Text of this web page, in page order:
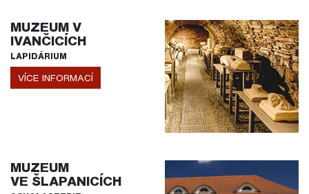
MUZEUM V
IVANČICÍCH
LAPIDÁRIUM
VÍCE INFORMACÍ
MUZEUM
VE ŠLAPANICÍCH